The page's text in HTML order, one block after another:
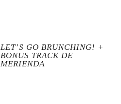
LET’S GO BRUNCHING! +
BONUS TRACK DE
MERIENDA